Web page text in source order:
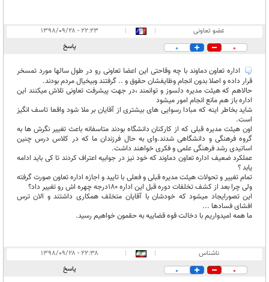
عضو تعاونی |
|
۲۲:۲۳ - ۱۳۹۸/۰۹/۲۸
0
0 پاسخ
اداره تعاون دماوند با چه وقاحتی این اعضا تعاونی رو در طول سالها مورد تمسخر
قرار داده و اصلا بدون انجام وظایفشان حقوق و .. گرفتند وبیخیال مردم بودند.
حالاهم که هیئت مدیره دلسوز و توانمند ،در جهت پیشرفت تعاونی تلاش میکنند این
اداره باز هم مانع انجام امور میشود
شاید بخاطر اینه که مبادا رسوایی های بیشتری از آقایان بر ملا شود واقعا تاسف انگیز
است.
اون هیئت مدیره قبلی که از کارکنان دانشگاه بودند متاسفانه باعث تغییر نگرش ها به
گروه فرهنگی و دانشگاهی شدند.وای به حال فرزندان ما که در کلاس درس چنین
اساتیدی رشد فرهنگی علمی و فکری خواهند داشت.
عملکرد ضعیف اداره تعاون دماوند که خود نیز در جوابیه اعتراف کردند تا کی باید ادامه
یابد ؟
تمام تغییر و تحولات هیئت مدیره قبلی و فعلی با تایید و اجازه اداره تعاون صورت گرفته
ولی چرا بعد از کشف تخلفات دوره قبل این اداره 180درجه چهره اش رو تغییر داد؟
این تصورایجاد میشود که خودشان با آقایان متخلف همکاری داشتند و الان ترس
افشای فسادها ...
ما همه امیدواریم با دخالت قوه قضاییه به حقمون خواهیم رسید.
ناشناس |
|
۲۲:۳۸ - ۱۳۹۸/۰۹/۲۸
0
0 پاسخ